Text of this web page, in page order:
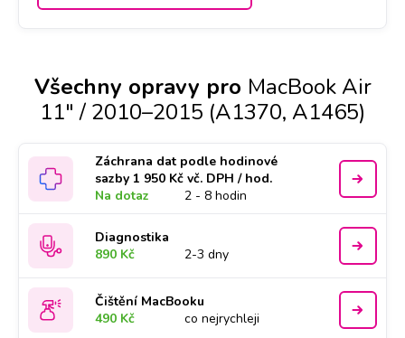
Všechny opravy pro MacBook Air
11" / 2010–2015 (A1370, A1465)
Záchrana dat podle hodinové
sazby 1 950 Kč vč. DPH / hod.
Na dotaz
2 - 8 hodin
Diagnostika
890 Kč
2-3 dny
Čištění MacBooku
490 Kč
co nejrychleji